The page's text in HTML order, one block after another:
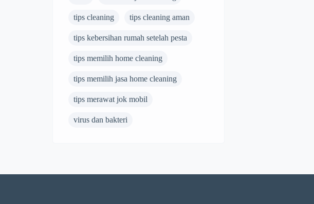
tips cleaning tips cleaning aman
tips kebersihan rumah setelah pesta
tips memilih home cleaning
tips memilih jasa home cleaning
tips merawat jok mobil
virus dan bakteri